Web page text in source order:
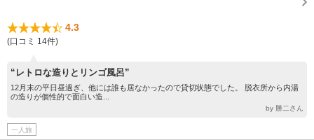
4.3
(口コミ 14件)
“レトロな造りとリンゴ風呂”
12月末の平日昼過ぎ、他には誰も居なかったので貸切状態でした。 脱衣所から内湯
の造りが個性的で面白い造...
by 勝二さん
一人旅